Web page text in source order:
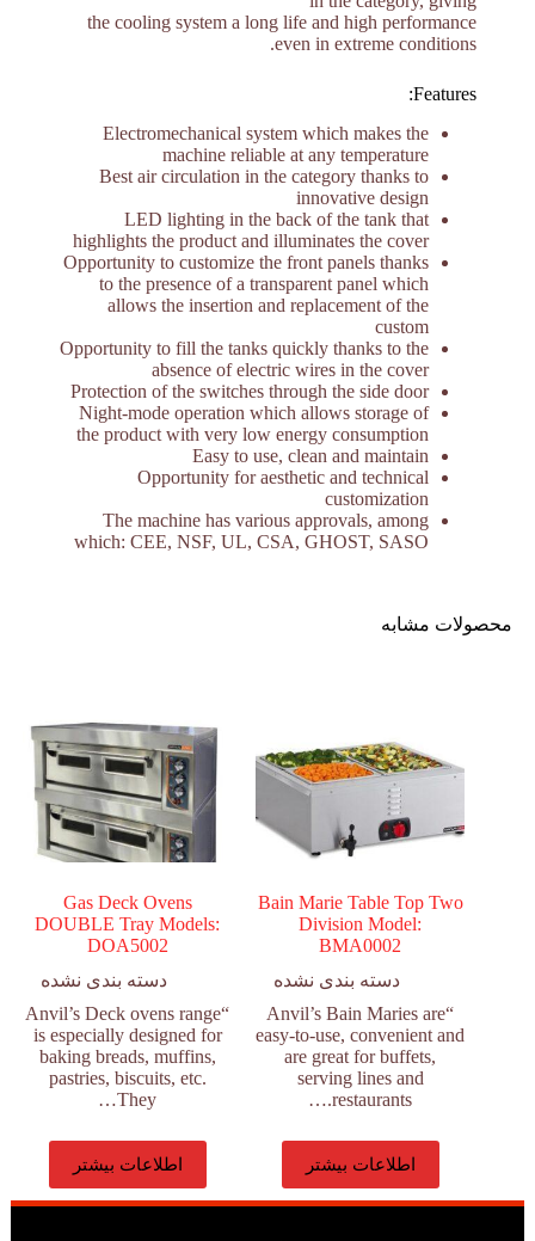
the cooling system a long life and high performance
even in extreme conditions.
Features:
Electromechanical system which makes the
machine reliable at any temperature
Best air circulation in the category thanks to
innovative design
LED lighting in the back of the tank that
highlights the product and illuminates the cover
Opportunity to customize the front panels thanks
to the presence of a transparent panel which
allows the insertion and replacement of the
custom
Opportunity to fill the tanks quickly thanks to the
absence of electric wires in the cover
Protection of the switches through the side door
Night-mode operation which allows storage of
the product with very low energy consumption
Easy to use, clean and maintain
Opportunity for aesthetic and technical
customization
The machine has various approvals, among
which: CEE, NSF, UL, CSA, GHOST, SASO
محصولات مشابه
Bain Marie Table Top Two
Division Model:
BMA0002
دسته بندی نشده
“Anvil’s Bain Maries are
easy-to-use, convenient and
are great for buffets,
serving lines and
restaurants.…
اطلاعات بیشتر
Gas Deck Ovens
DOUBLE Tray Models:
DOA5002
دسته بندی نشده
“Anvil’s Deck ovens range
is especially designed for
baking breads, muffins,
pastries, biscuits, etc.
They…
اطلاعات بیشتر